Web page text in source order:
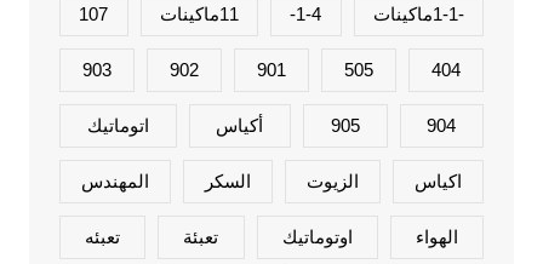
-1-1ماكينات 1-4- 11ماكينات 107
404
505
901
902
903
904
905 أكياس اتوماتيك
اكياس الزيوت السكر المهندس
الهواء اوتوماتيك تعبئة تعبئه